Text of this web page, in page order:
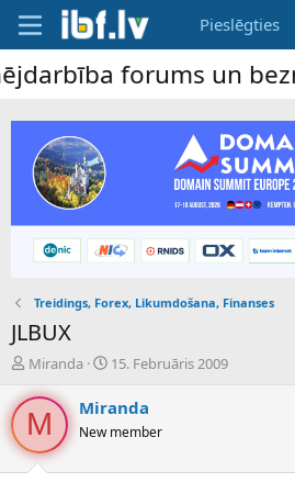
Pieslēgties
forums un
Treidings, Forex, Likumdošana, Finanses
JLBUX
P
v
e
d
i
Miranda
S
k
m
15. Februāris 2009
M Miranda
New member